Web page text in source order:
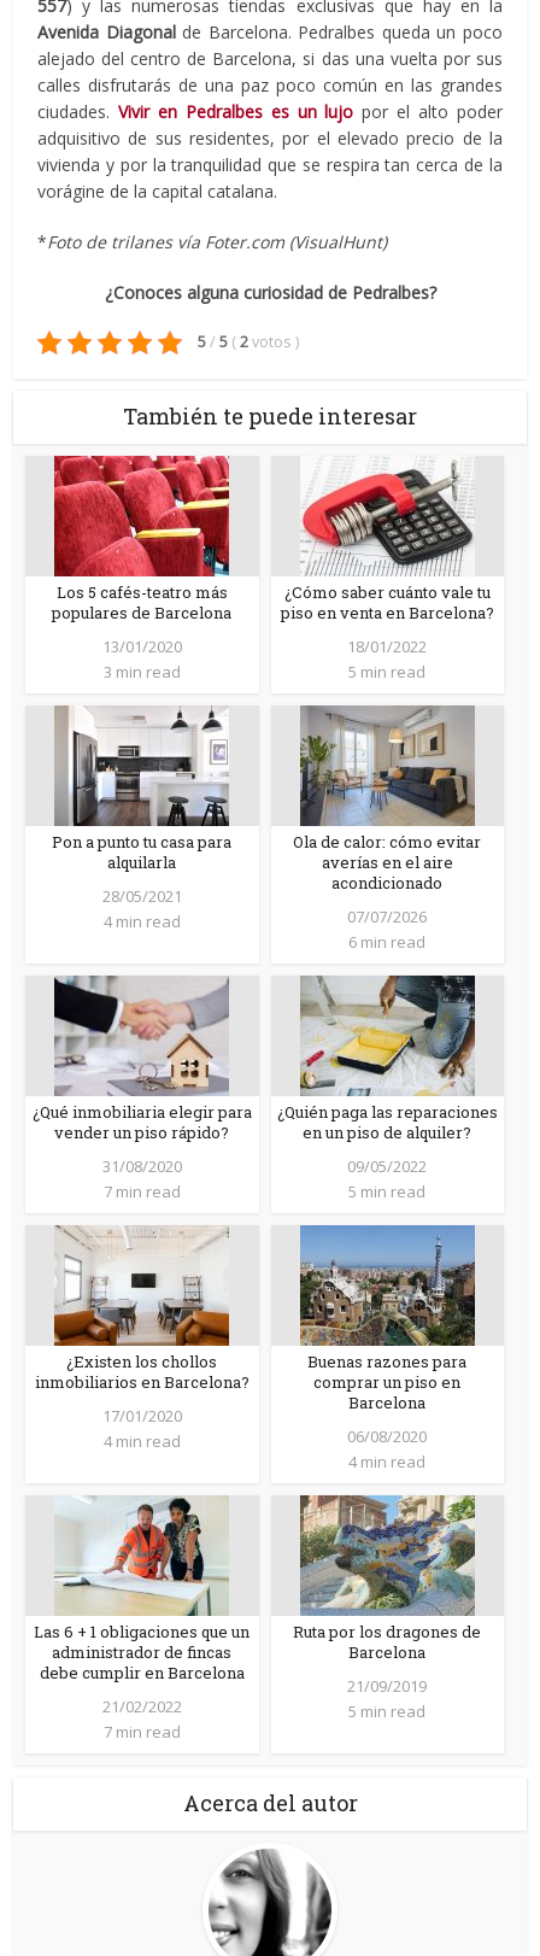
557) y las numerosas tiendas exclusivas que hay en la
Avenida Diagonalde Barcelona. Pedralbes queda un poco
alejado del centro de Barcelona, si das una vuelta por sus
calles disfrutarás de una paz poco común en las grandes
ciudades.Vivir en Pedralbes es un lujo por el alto poder
adquisitivo de sus residentes, por el elevado precio de la
vivienda y por la tranquilidad que se respira tan cerca de la
vorágine de la capital catalana.
*Foto de trilanes vía Foter.com (VisualHunt)
¿Conoces alguna curiosidad de Pedralbes?
5/ 5 (2votos )
También te puede interesar
Los 5 cafés-teatro más
populares de Barcelona
13/01/2020
3 min read
¿Cómo saber cuánto vale tu
piso en venta en Barcelona?
18/01/2022
5 min read
Pon a punto tu casa para
alquilarla
28/05/2021
4 min read
Ola de calor: cómo evitar
averías en el aire
acondicionado
07/07/2026
6 min read
¿Qué inmobiliaria elegir para
vender un piso rápido?
31/08/2020
7 min read
¿Quién paga las reparaciones
en un piso de alquiler?
09/05/2022
5 min read
¿Existen los chollos
inmobiliarios en Barcelona?
17/01/2020
4 min read
Buenas razones para
comprar un piso en
Barcelona
06/08/2020
4 min read
Las 6 + 1 obligaciones que un
administrador de fincas
debe cumplir en Barcelona
21/02/2022
7 min read
Ruta por los dragones de
Barcelona
21/09/2019
5 min read
Acerca del autor